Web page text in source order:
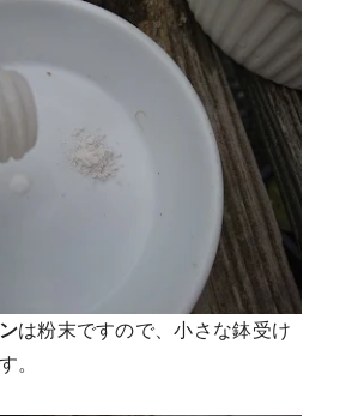
は粉末ですので、小さな鉢受け
。